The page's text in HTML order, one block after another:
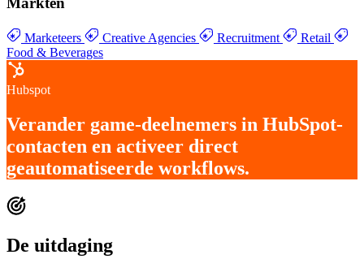
Marketeers Creative Agencies Recruitment
Retail
Food & Beverages
Hubspot
Verander game-deelnemers in HubSpot-
contacten en activeer direct
geautomatiseerde workflows.
De uitdaging